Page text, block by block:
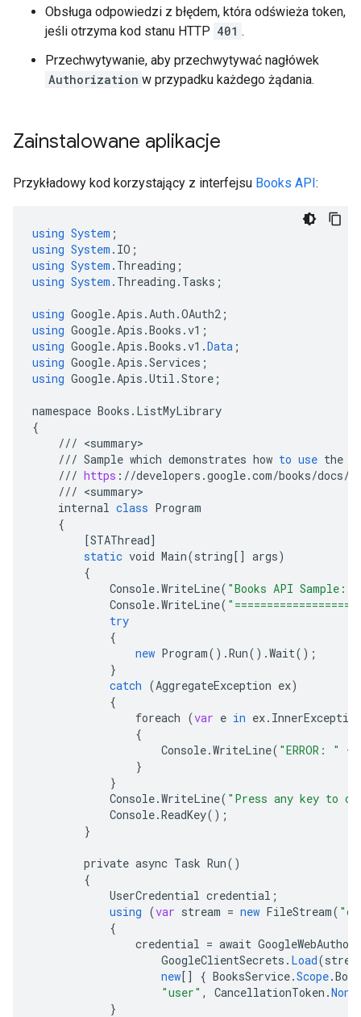
Obsługa odpowiedzi z błędem, która odświeża token,
jeśli otrzyma kod stanu HTTP 401 .
Przechwytywanie, aby przechwytywać nagłówek
Authorization w przypadku każdego żądania.
Zainstalowane aplikacje
Przykładowy kod korzystający z interfejsu Books API:
using System ;
using System . IO ;
using System . Threading ;
using System . Threading . Tasks ;
using Google.Apis .Auth .OAuth2 ;
using Google.Apis .Books .v1 ;
using Google.Apis .Books .v1 .Data ;
using Google.Apis .Services ;
using Google.Apis .Util .Store ;
namespace Books . ListMyLibrary
{
/// <summary
/// Sample which demonstrates how to use the
/// https : //developers .google.com/books/docs/
/// <summary
internal class Program
{
[STAThread]
static void Main(string[] args)
{
Console.WriteLine( "Books API Sample:
Console.WriteLine(
try
{
new Program().Run().Wait();
}
catch (AggregateException ex)
{
foreach (var e in ex.
{
Console.WriteLine( "ERROR: " +
}
}
Console.WriteLine( "Press any key to
Console.ReadKey();
}
private async Task Run()
{
UserCredential credential ;
using (var stream = new FileStream(
{
credential = await
GoogleClientSecrets . Load(
new[] { BooksService.Scope.
"user" , CancellationToken .None
}